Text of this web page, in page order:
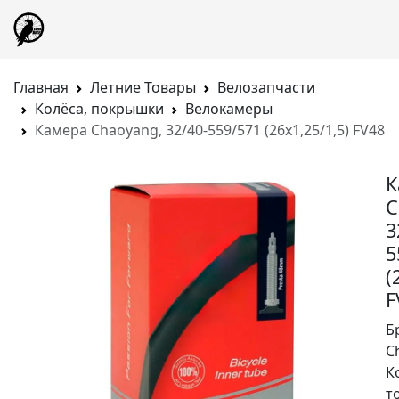
Главная Летние Товары
Велозапчасти
Колёса, покрышки
Велокамеры
Камера Chaoyang, 32/40-559/571 (26x1,25/1,5) FV48